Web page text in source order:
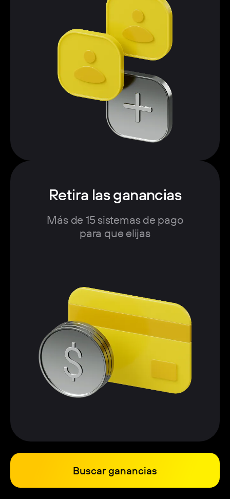
Retira las ganancias
Más de 15 sistemas de pago
para que elijas
Buscar ganancias